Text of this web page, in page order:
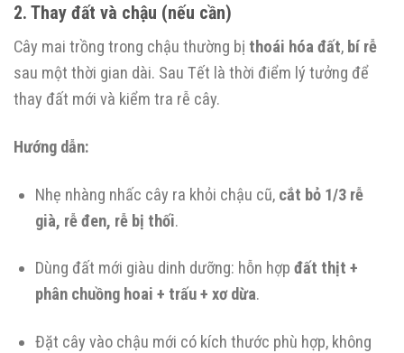
2. Thay đất và chậu (nếu cần)
Cây mai trồng trong chậu thường bị thoái hóa đất, bí rễ
sau một thời gian dài. Sau Tết là thời điểm lý tưởng để
thay đất mới và kiểm tra rễ cây.
Hướng dẫn:
Nhẹ nhàng nhấc cây ra khỏi chậu cũ, cắt bỏ 1/3 rễ
già, rễ đen, rễ bị thối.
Dùng đất mới giàu dinh dưỡng: hỗn hợp đất thịt +
phân chuồng hoai + trấu + xơ dừa.
Đặt cây vào chậu mới có kích thước phù hợp, không